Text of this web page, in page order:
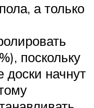
а только
поскольку
доски начнут